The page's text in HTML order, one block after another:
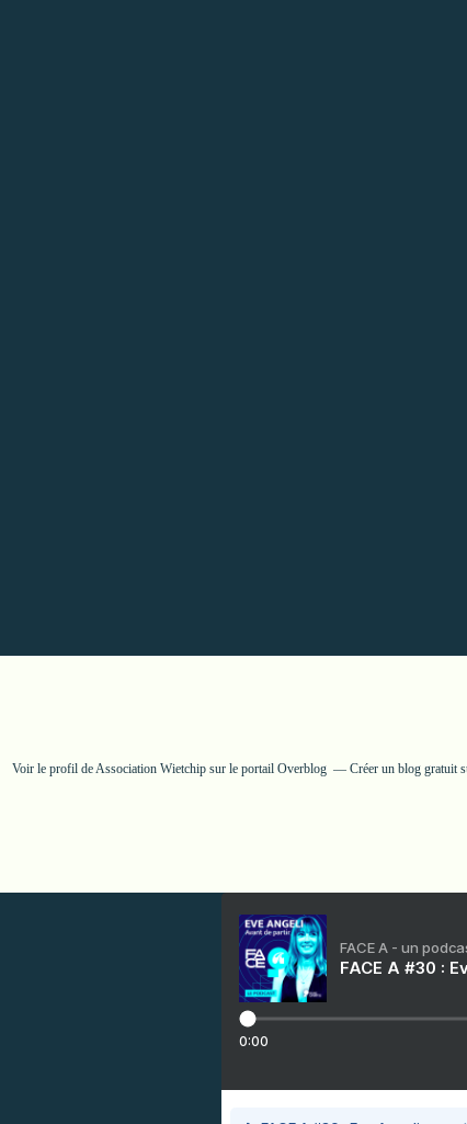
Voir le profil deAssociation Wietchipsur le portail Overblog Créer un blog gratuit
FACE A - un
FACE A #30 :
0:00